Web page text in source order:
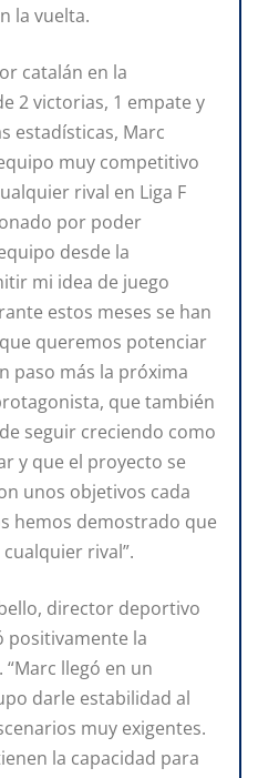
la vuelta.
catalán en la
2 victorias, 1 empate y
estadísticas, Marc
muy competitivo
rival en Liga F
por poder
desde la
mi idea de juego
estos meses se han
queremos potenciar
paso más la próxima
que también
seguir creciendo como
y que el proyecto se
unos objetivos cada
hemos demostrado que
rival”.
director deportivo
positivamente la
llegó en un
darle estabilidad al
muy exigentes.
la capacidad para